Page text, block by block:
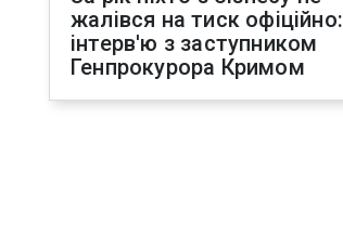
жалівся на тиск офіційно:
інтерв'ю з заступником
Генпрокурора Кримом